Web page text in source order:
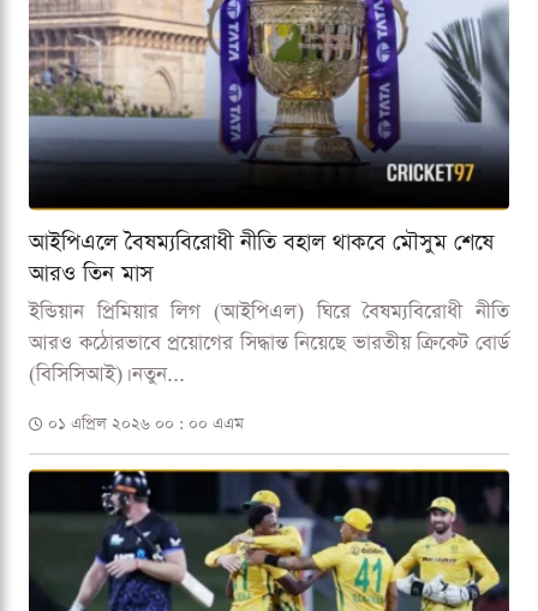
আইপিএলে বৈষম্যবিরোধী নীতি বহাল থাকবে মৌসুম শেষে
আরও তিন মাস
ইন্ডিয়ান প্রিমিয়ার লিগ (আইপিএল) ঘিরে বৈষম্যবিরোধী নীতি
আরও কঠোরভাবে প্রয়োগের সিদ্ধান্ত নিয়েছে ভারতীয় ক্রিকেট বোর্ড
(বিসিসিআই)। নতুন...
০১ এপ্রিল ২০২৬ ০০ : ০০ এএম